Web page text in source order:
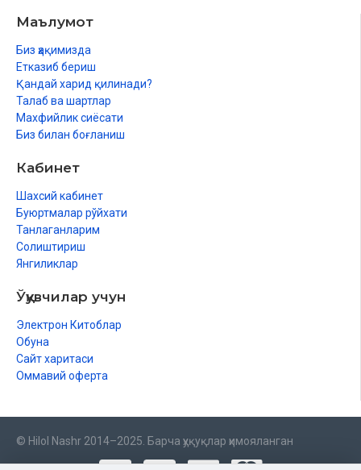
Маълумот
Биз ҳақимизда
Етказиб бериш
Қандай харид қилинади?
Талаб ва шартлар
Махфийлик сиёсати
Биз билан боғланиш
Кабинет
Шахсий кабинет
Буюртмалар рўйхати
Танлаганларим
Солиштириш
Янгиликлар
Ўқувчилар учун
Электрон Китоблар
Обуна
Сайт харитаси
Оммавий оферта
© Hilol Nashr 2014–2025. Барча ҳуқуқлар ҳимояланган